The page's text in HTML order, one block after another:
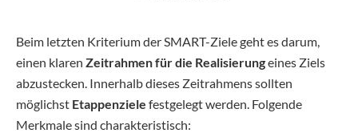
Beim letzten Kriterium der SMART-Ziele geht es darum,
einen klaren Zeitrahmen für die Realisierungeines Ziels
abzustecken. Innerhalb dieses Zeitrahmens sollten
möglichst Etappenziele festgelegt werden. Folgende
Merkmale sind charakteristisch: